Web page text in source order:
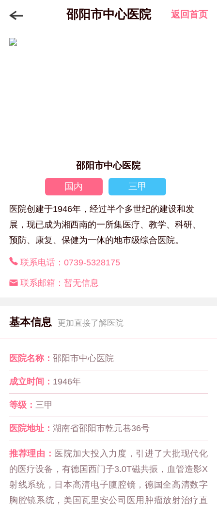
邵阳市中心医院 返回首页
邵阳市中心医院
国内 三甲
医院创建于1946年，经过半个多世纪的建设和发
展，现已成为湘西南的一所集医疗、教学、科研、
预防、康复、保健为一体的地市级综合医院。
联系电话：0739-5328175
联系邮箱：暂无信息
基本信息 更加直接了解医院
医院名称：邵阳市中心医院
成立时间： 1946年
等级： 三甲
医院地址：湖南省邵阳市乾元巷36号
推荐理由： 医院加大投入力度，引进了大批现代化
的医疗设备，有德国西门子3.0T磁共振，血管造影X
射线系统，日本高清电子腹腔镜，德国全高清数字
胸腔镜系统，美国瓦里安公司医用肿瘤放射治疗直